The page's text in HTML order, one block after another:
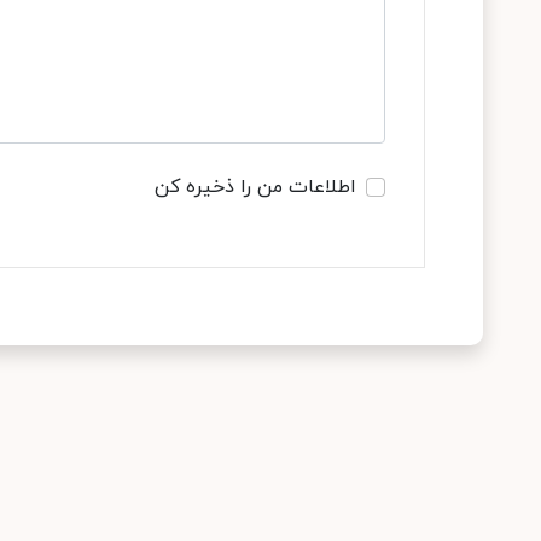
اطلاعات من را ذخیره کن